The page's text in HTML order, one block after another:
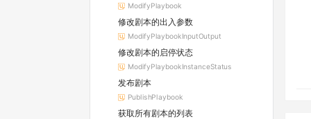
ModifyPlaybook
修改剧本的出入参数
ModifyPlaybookInputOutput
修改剧本的启停状态
ModifyPlaybookInstanceStatus
发布剧本
PublishPlaybook
获取所有剧本的列表